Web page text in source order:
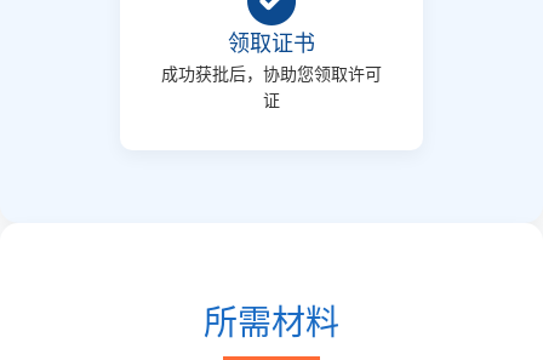
领取证书
成功获批后，协助您领取许可
证
所需材料